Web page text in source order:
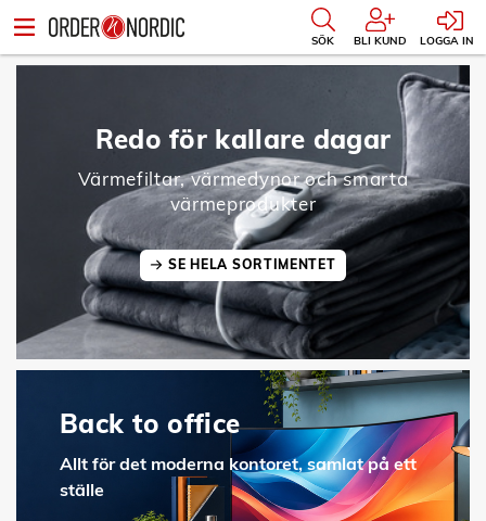
SÖK BLI KUND LOGGA IN
Redo för kallare dagar
Värmefiltar, värmedynor och smarta
värmeprodukter
SE HELA SORTIMENTET
Back to office
Allt för det moderna kontoret, samlat på ett
ställe